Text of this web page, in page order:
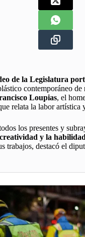
de la Legislatura
contemporáneo
Loupias, el
relata la labor artística
los presentes y
y la
trabajos, destacó el